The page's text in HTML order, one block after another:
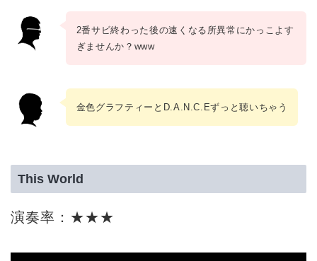
2番サビ終わった後の速くなる所異常にかっこよす
ぎませんか？www
金色グラフティーとD.A.N.C.Eずっと聴いちゃう
This World
演奏率：★★★